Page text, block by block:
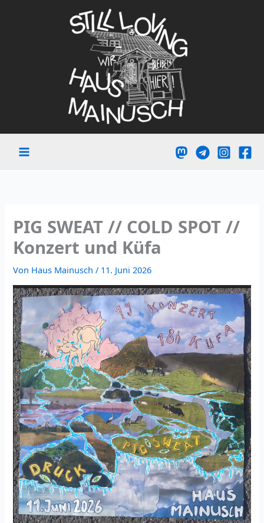
PIG SWEAT // COLD SPOT //
Konzert und Küfa
Von Haus Mainusch/ 11. Juni 2026